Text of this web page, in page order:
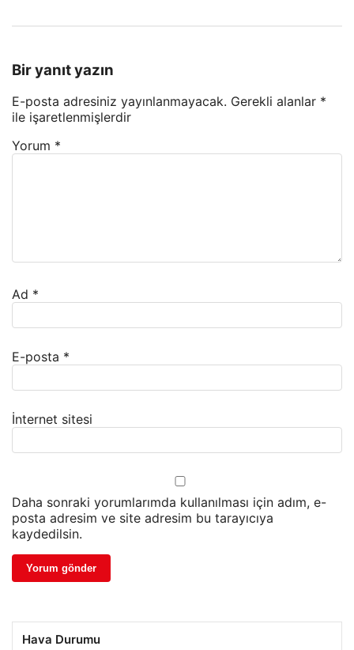
Bir yanıt yazın
E-posta adresiniz yayınlanmayacak. Gerekli alanlar *
ile işaretlenmişlerdir
Yorum *
Ad *
E-posta *
İnternet sitesi
Daha sonraki yorumlarımda kullanılması için adım, e-
posta adresim ve site adresim bu tarayıcıya
kaydedilsin.
Hava Durumu